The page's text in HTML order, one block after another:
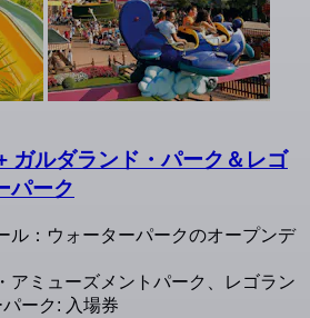
ガルダランド・パーク＆レゴ
パーク
ル：ウォーターパークのオープンデ
アミューズメントパーク、レゴラン
ーク: 入場券